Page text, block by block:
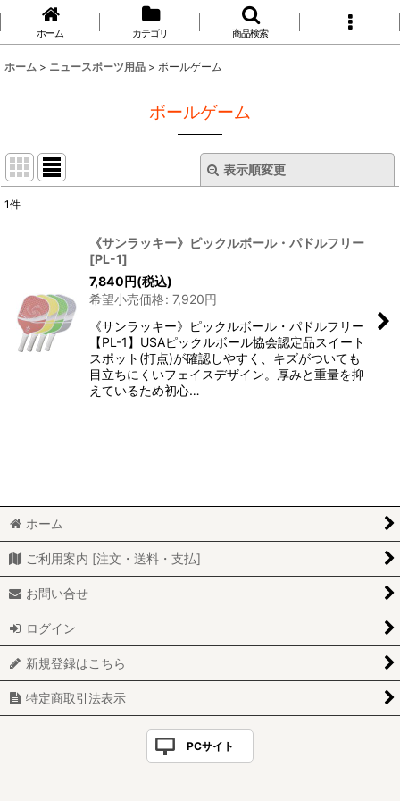
ホーム カテゴリ 商品検索
ホーム > ニュースポーツ用品 > ボールゲーム
ボールゲーム
表示順変更
絞り込む
1件
《サンラッキー》ピックルボール・パドルフリー
[PL-1]
7,840円(税込)
希望小売価格: 7,920円
《サンラッキー》ピックルボール・パドルフリー
【PL-1】USAピックルボール協会認定品スイート
スポット(打点)が確認しやすく、キズがついても
目立ちにくいフェイスデザイン。厚みと重量を抑
えているため初心…
ホーム
ご利用案内 [注文・送料・支払]
お問い合せ
ログイン
新規登録はこちら
特定商取引法表示
PCサイト